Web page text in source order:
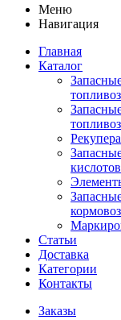
Меню
Навигация
Главная
Каталог
Статьи
Доставка
Категории
Контакты
Заказы